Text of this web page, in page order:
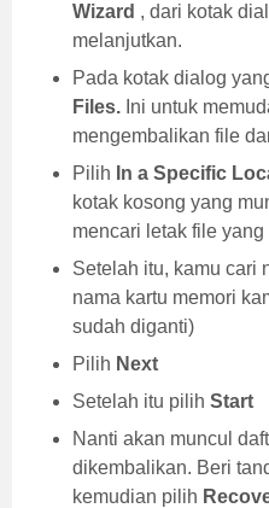
Wizard , dari kotak
melanjutkan.
Pada kotak dialog
Files. Ini untuk
mengembalikan file
Pilih In a Specific
kotak kosong yang
mencari letak file
Setelah itu, kamu cari
nama kartu memori
sudah diganti)
Pilih Next
Setelah itu pilih Start
Nanti akan muncul
dikembalikan. Beri
kemudian pilih